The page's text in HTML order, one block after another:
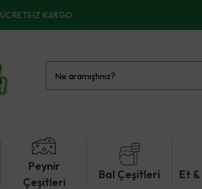
ÜCRETSIZ KARGO
Peynir
Çeşitleri
Bal Çeşitleri Et